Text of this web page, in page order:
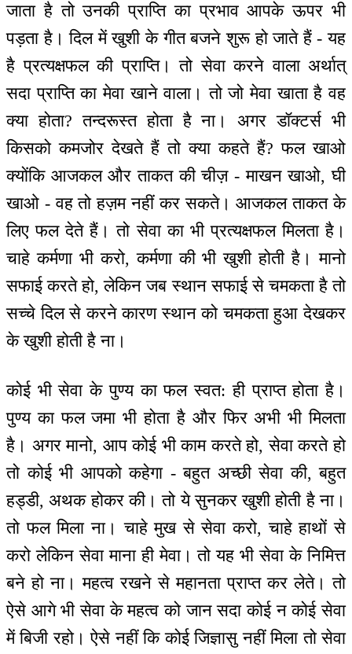
जाता है तो उनकी प्राप्ति का प्रभाव आपके ऊपर भी
पड़ता है। दिल में खुशी के गीत बजने शुरू हो जाते हैं - यह
है प्रत्यक्षफल की प्राप्ति। तो सेवा करने वाला अर्थात्
सदा प्राप्ति का मेवा खाने वाला। तो जो मेवा खाता है वह
क्या होता? तन्दरूस्त होता है ना। अगर डॉक्टर्स भी
किसको कमजोर देखते हैं तो क्या कहते हैं? फल खाओ
क्योंकि आजकल और ताकत की चीज़ - माखन खाओ, घी
खाओ - वह तो हज़म नहीं कर सकते। आजकल ताकत के
लिए फल देते हैं। तो सेवा का भी प्रत्यक्षफल मिलता है।
चाहे कर्मणा भी करो, कर्मणा की भी खुशी होती है। मानो
सफाई करते हो, लेकिन जब स्थान सफाई से चमकता है तो
सच्चे दिल से करने कारण स्थान को चमकता हुआ देखकर
के खुशी होती है ना।
कोई भी सेवा के पुण्य का फल स्वत: ही प्राप्त होता है।
पुण्य का फल जमा भी होता है और फिर अभी भी मिलता
है। अगर मानो, आप कोई भी काम करते हो, सेवा करते हो
तो कोई भी आपको कहेगा - बहुत अच्छी सेवा की, बहुत
हड्डी, अथक होकर की। तो ये सुनकर खुशी होती है ना।
तो फल मिला ना। चाहे मुख से सेवा करो, चाहे हाथों से
करो लेकिन सेवा माना ही मेवा। तो यह भी सेवा के निमित्त
बने हो ना। महत्व रखने से महानता प्राप्त कर लेते। तो
ऐसे आगे भी सेवा के महत्व को जान सदा कोई न कोई सेवा
में बिजी रहो। ऐसे नहीं कि कोई जिज्ञासु नहीं मिला तो सेवा